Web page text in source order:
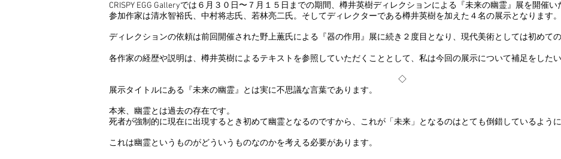
CRISPY EGG Galleryでは６月３０日〜７月１５日までの期間、樽井英樹ディレクションによる『未来の幽霊』展を開催い
参加作家は清水智裕氏、中村将志氏、若林亮二氏。そしてディレクターである樽井英樹を加えた４名の展示となります。
ディレクションの依頼は前回開催された野上薫氏による『器の作用』展に続き２度目となり、現代美術としては初めての
各作家の経歴や説明は、樽井英樹によるテキストを参照していただくこととして、私は今回の展示について補足をしたい
◇
展示タイトルにある『未来の幽霊』とは実に不思議な言葉であります。
本来、幽霊とは過去の存在です。
死者が強制的に現在に出現するとき初めて幽霊となるのですから、これが「未来」となるのはとても倒錯しているように
これは幽霊というものがどういうものなのかを考える必要があります。